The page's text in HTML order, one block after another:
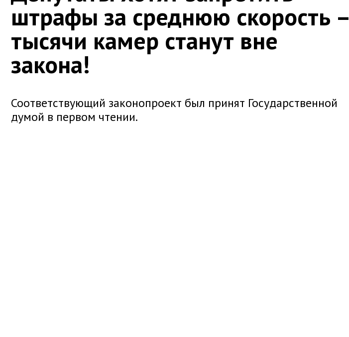
штрафы за среднюю скорость –
тысячи камер станут вне
закона!
Соответствующий законопроект был принят Государственной
думой в первом чтении.